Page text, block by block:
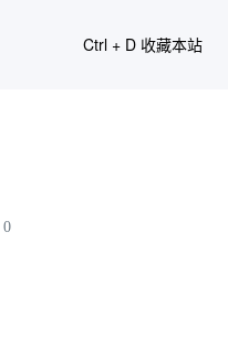
Ctrl + D 收藏本站
0